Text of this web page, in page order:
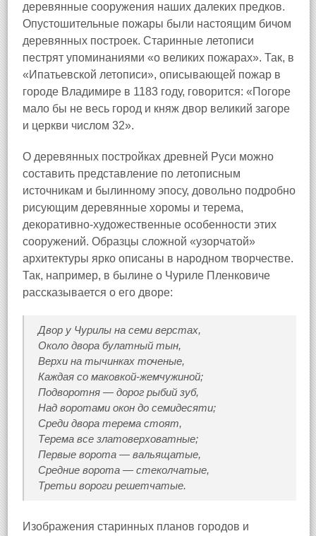
деревянные сооружения наших далеких предков.
Опустошительные пожары были настоящим бичом
деревянных построек. Старинные летописи
пестрят упоминаниями «о великих пожарах». Так, в
«Ипатьевской летописи», описывающей пожар в
городе Владимире в 1183 году, говорится: «Погоре
мало бы не весь город и княж двор великий загоре
и церкви числом 32».
О деревянных постройках древней Руси можно
составить представление по летописным
источникам и былинному эпосу, довольно подробно
рисующим деревянные хоромы и терема,
декоративно-художественные особенности этих
сооружений. Образцы сложной «узорчатой»
архитектуры ярко описаны в народном творчестве.
Так, например, в былине о Чуриле Пленковиче
рассказывается о его дворе:
Двор у Чурилы на семи верстах,
Около двора булатный тын,
Верхи на тычинках точеные,
Каждая со маковкой-жемчужиной;
Подворотня — дорог рыбий зуб,
Над воротами окон до семидесяти;
Среди двора терема стоят,
Терема все златоверховатные;
Первые ворота — вальящатые,
Средние ворота — стеколчатые,
Третьи вороги решетчатые.
Изображения старинных планов городов и